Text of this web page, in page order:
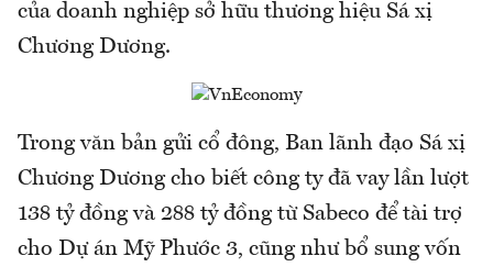
của doanh nghiệp sở hữu thương hiệu Sá xị
Chương Dương.
Trong văn bản gửi cổ đông, Ban lãnh đạo Sá xị
Chương Dương cho biết công ty đã vay lần lượt
138 tỷ đồng và 288 tỷ đồng từ Sabeco để tài trợ
cho Dự án Mỹ Phước 3, cũng như bổ sung vốn